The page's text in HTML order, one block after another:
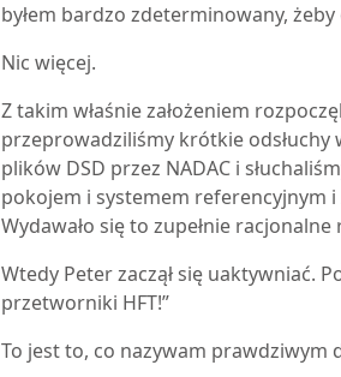
byłem bardzo zdeterminowany,
Nic więcej.
Z takim właśnie założeniem
przeprowadziliśmy krótkie odsłuchy
plików DSD przez NADAC i
pokojem i systemem referencyjnym
Wydawało się to zupełnie
Wtedy Peter zaczął się uaktywniać.
przetworniki HFT!”
To jest to, co nazywam prawdziwym